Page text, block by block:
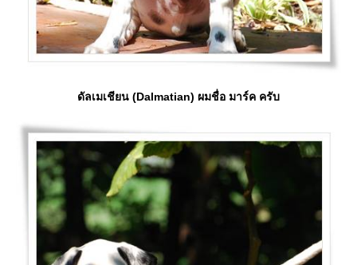
ดัลเมเชียน (Dalmatian) ผมชื่อ มาร์ค ครับ